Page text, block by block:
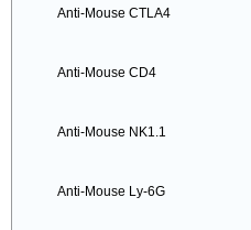
Anti-Mouse CTLA4
Anti-Mouse CD4
Anti-Mouse NK1.1
Anti-Mouse Ly-6G